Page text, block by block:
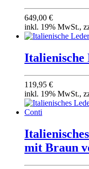
649,00 €
inkl. 19% MwSt.,
Italienische
119,95 €
inkl. 19% MwSt.,
mit Braun